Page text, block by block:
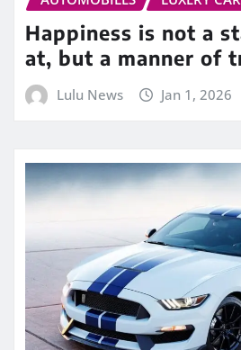
Happiness is not a
at, but a manner of
Lulu News Jan 1, 2026